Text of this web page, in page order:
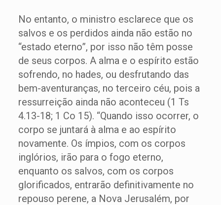
No entanto, o ministro esclarece que os
salvos e os perdidos ainda não estão no
“estado eterno”, por isso não têm posse
de seus corpos. A alma e o espírito estão
sofrendo, no hades, ou desfrutando das
bem-aventuranças, no terceiro céu, pois a
ressurreição ainda não aconteceu (1 Ts
4.13-18; 1 Co 15). “Quando isso ocorrer, o
corpo se juntará à alma e ao espírito
novamente. Os ímpios, com os corpos
inglórios, irão para o fogo eterno,
enquanto os salvos, com os corpos
glorificados, entrarão definitivamente no
repouso perene, a Nova Jerusalém, por